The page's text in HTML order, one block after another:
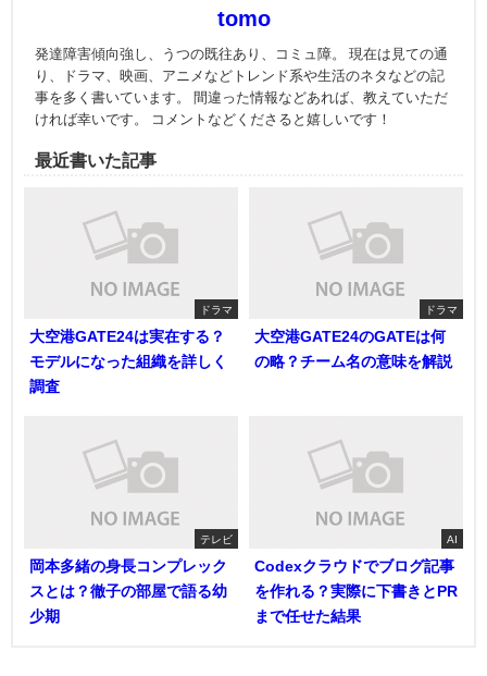
tomo
発達障害傾向強し、うつの既往あり、コミュ障。 現在は見ての通
り、ドラマ、映画、アニメなどトレンド系や生活のネタなどの記
事を多く書いています。 間違った情報などあれば、教えていただ
ければ幸いです。 コメントなどくださると嬉しいです！
最近書いた記事
ドラマ
大空港GATE24は実在する？
モデルになった組織を詳しく
調査
ドラマ
大空港GATE24のGATEは何
の略？チーム名の意味を解説
テレビ
岡本多緒の身長コンプレック
スとは？徹子の部屋で語る幼
少期
AI
Codexクラウドでブログ記事
を作れる？実際に下書きとPR
まで任せた結果